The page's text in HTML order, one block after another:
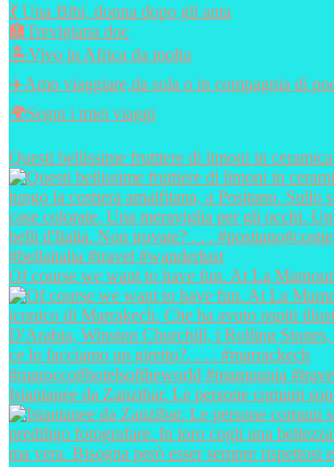
💃 Una Bibi, donna dopo gli anta
🏣Trevigiana doc
🏝️Vivo in Africa da molto
✈️Amo viaggiare,da sola o in compagnia di
🌍Segui i miei viaggi
Questi bellissime fruttiere di limoni in ceramica
Of course we want to have fun. At La
Istantanee da Zanzibar. Le persone comuni